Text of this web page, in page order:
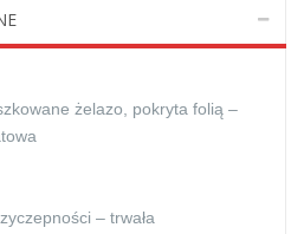
żelazo, pokryta folią –
– trwała